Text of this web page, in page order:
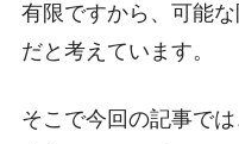
有限ですから、可能
だと考えています。
そこで今回の記事では